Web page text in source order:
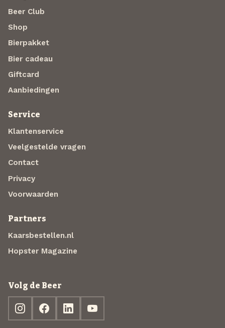
Beer Club
Shop
Bierpakket
Bier cadeau
Giftcard
Aanbiedingen
Service
Klantenservice
Veelgestelde vragen
Contact
Privacy
Voorwaarden
Partners
Kaarsbestellen.nl
Hopster Magazine
Volg de Beer